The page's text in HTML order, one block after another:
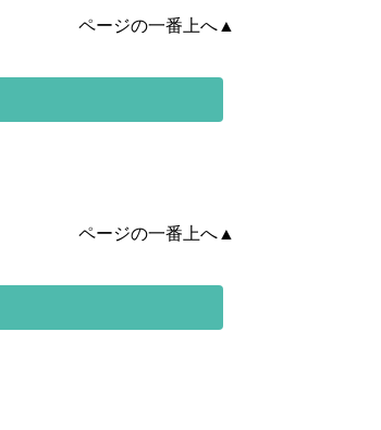
ページの一番上へ▲
ページの一番上へ▲